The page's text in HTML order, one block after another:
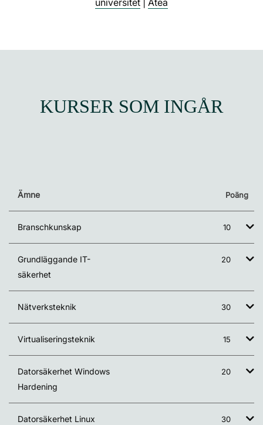
universitet Atea
KURSER SOM INGÅR
Ämne Poäng
Branschkunskap 10
Grundläggande IT-
säkerhet
20
Nätverksteknik 30
Virtualiseringsteknik 15
Datorsäkerhet Windows
Hardening
20
Datorsäkerhet Linux
30